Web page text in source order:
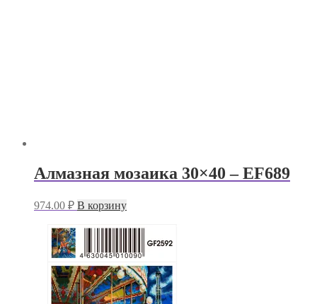
Алмазная мозаика 30×40 – EF689
974.00 ₽ В корзину